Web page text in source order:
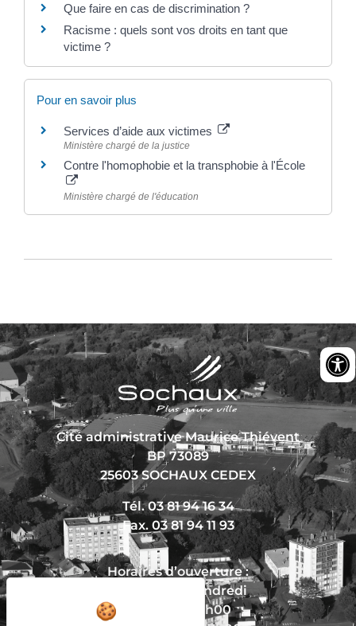
Que faire en cas de discrimination ?
Racisme : quels sont vos droits en tant que
victime ?
Pour en savoir plus
Services d’aide aux victimes
Ministère chargé de la justice
Contre l'homophobie et la transphobie à l'École
Ministère chargé de l'éducation
Cité administrative Maurice Thiévent
BP 73089
25603 SOCHAUX CEDEX
Tél. 03 81 94 16 34
Fax. 03 81 94 11 93
Horaires d’ouverture :
Du lundi au vendredi
De 8h30 à 12h00